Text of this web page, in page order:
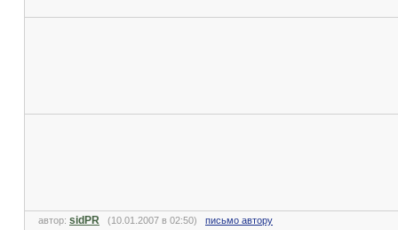
автор: sidPR (10.01.2007 в 02:50) письмо автору